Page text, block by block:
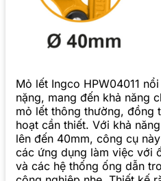
Mỏ lết Ingco HPW04011
nặng, mang đến khả năng
mỏ lết thông thường, đồng
hoạt cần thiết. Với khả
lên đến 40mm, công cụ
các ứng dụng làm việc với
và các hệ thống ống dẫn